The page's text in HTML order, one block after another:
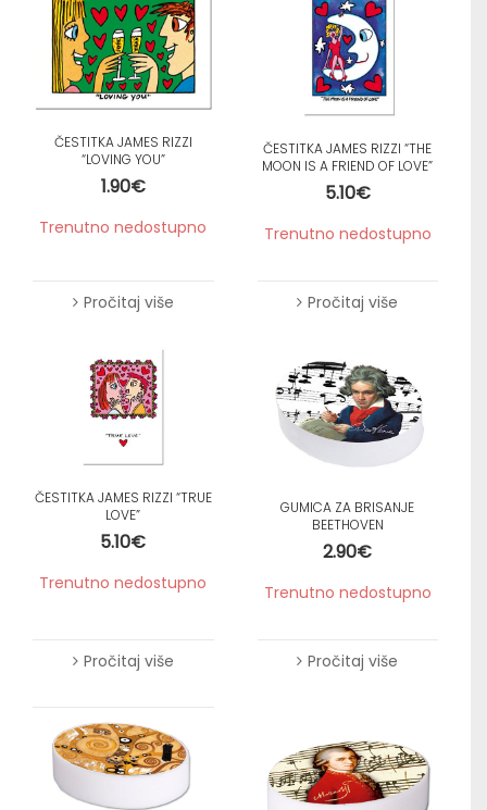
ČESTITKA JAMES RIZZI
“LOVING YOU”
1.90€
Trenutno nedostupno
Pročitaj više
ČESTITKA JAMES RIZZI “THE
MOON IS A FRIEND OF LOVE”
5.10€
Trenutno nedostupno
Pročitaj više
ČESTITKA JAMES RIZZI “TRUE
LOVE”
5.10€
Trenutno nedostupno
Pročitaj više
GUMICA ZA BRISANJE
BEETHOVEN
2.90€
Trenutno nedostupno
Pročitaj više